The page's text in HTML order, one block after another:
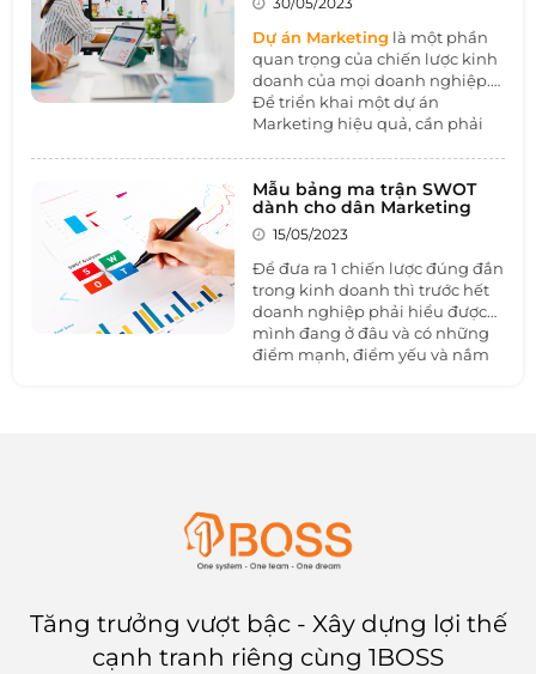
email marketing, từ cách xây
dựng chiến dịch hấp dẫn đến
cách tối ưu hóa tỷ lệ mở email
và chuyển đổi thành công.
Dự án Marketing là một phần
quan trọng của chiến lược kinh
doanh của mọi doanh nghiệp.
Để triển khai một dự án
Marketing hiệu quả, cần phải
dự án Marketing là một công cụ
hữu ích giúp quản lý và theo
dõi các bước tiến hành dự án
1BOSS tìm hiểu chi tiết qua bài
viết dưới đây nhé.
Mẫu bảng ma trận SWOT
dành cho dân Marketing
15/05/2023
Để đưa ra 1 chiến lược đúng đắn
trong kinh doanh thì trước hết
doanh nghiệp phải hiểu được
mình đang ở đâu và có những
điểm mạnh, điểm yếu và nắm
Tăng trưởng vượt bậc - Xây dựng lợi thế
cạnh tranh riêng cùng 1BOSS